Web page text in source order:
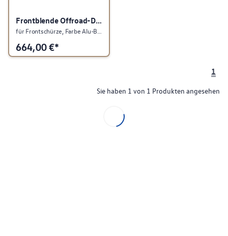
Frontblende Offroad-Design
für Frontschürze, Farbe Alu-Brush
664,00€*
1
Sie haben 1 von 1 Produkten angesehen